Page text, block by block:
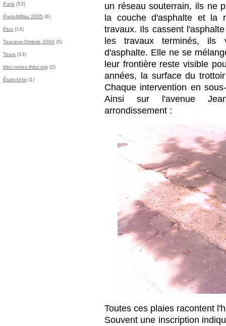
Paris (53)
Paris-Millau 2005 (6)
Plus (14)
Toscane-Ombrie 2004 (5)
Tours (13)
bloc-notes.thbz.org (2)
États-Unis (1)
un réseau souterrain, ils ne
la couche d'asphalte et la
travaux. Ils cassent
les travaux terminés, ils
d'asphalte. Elle ne se
leur frontière reste visible
années, la surface du
Chaque intervention en
Ainsi sur l'avenue
arrondissement :
Toutes ces plaies racontent
Souvent une inscription